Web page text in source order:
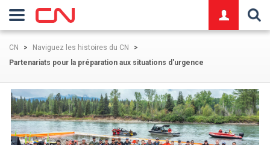
CN > Naviguez les histoires du CN
>
Partenariats pour la préparation aux situations d'urgence